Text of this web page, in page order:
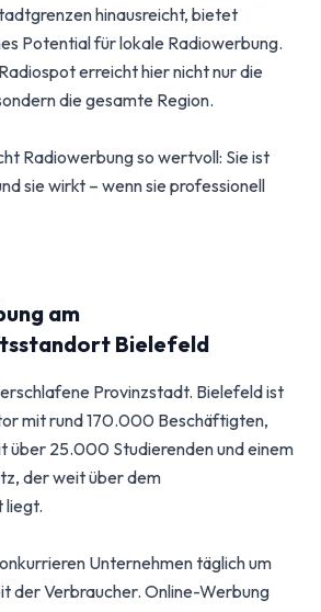
hinausreicht, bietet
Potential für lokale Radiowerbung.
erreicht hier nicht nur die
die gesamte Region.
Radiowerbung so wertvoll: Sie ist
sie wirkt – wenn sie professionell
am
Bielefeld
Provinzstadt. Bielefeld ist
mit rund 170.000 Beschäftigten,
über 25.000 Studierenden und einem
der weit über dem
liegt.
Unternehmen täglich um
der Verbraucher. Online-Werbung